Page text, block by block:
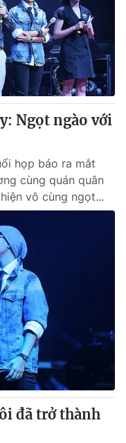
Ngọt ngào với
họp báo ra mắt
cùng quán quân
vô cùng ngọt...
đã trở thành